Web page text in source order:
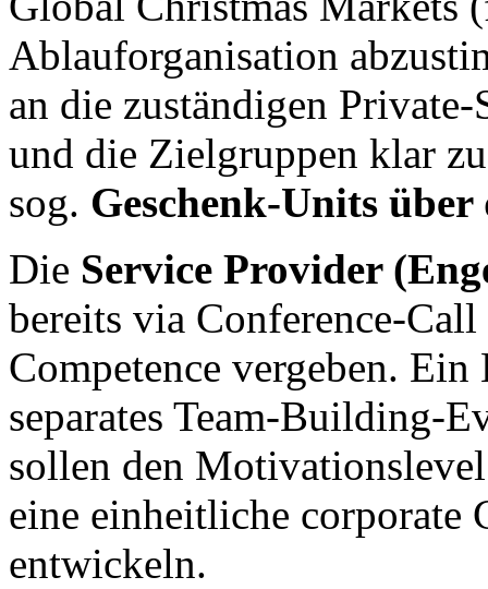
Ablauforganisation
an die zuständigen
und die Zielgruppen klar
sog. Geschenk-Units
Die Service Provider
bereits via Conference-
Competence vergeben.
separates Team-Building-
sollen den
eine einheitliche corporate
entwickeln.